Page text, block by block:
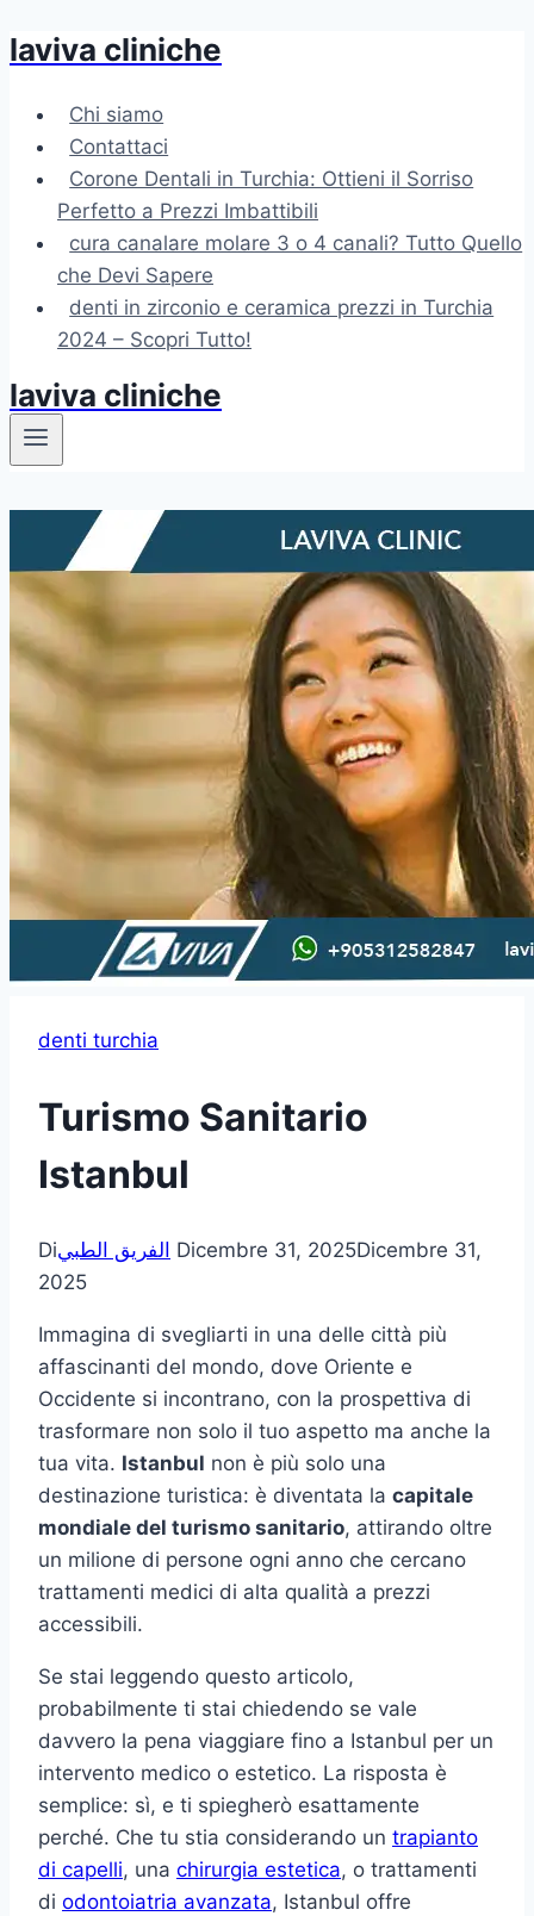
Salta
contenuto
laviva cliniche
Chi siamo
Contattaci
Corone Dentali in Turchia: Ottieni il Sorriso
Perfetto a Prezzi Imbattibili
cura canalare molare 3 o 4 canali? Tutto Quello
che Devi Sapere
denti in zirconio e ceramica prezzi in Turchia
2024 – Scopri Tutto!
laviva cliniche
denti turchia
Turismo Sanitario
Istanbul
Diالفريق الطبي Dicembre 31, 2025Dicembre 31,
2025
Immagina di svegliarti in una delle città più
affascinanti del mondo, dove Oriente e
Occidente si incontrano, con la prospettiva di
trasformare non solo il tuo aspetto ma anche la
tua vita. Istanbul non è più solo una
destinazione turistica: è diventata la capitale
mondiale del turismo sanitario, attirando oltre
un milione di persone ogni anno che cercano
trattamenti medici di alta qualità a prezzi
accessibili.
Se stai leggendo questo articolo,
probabilmente ti stai chiedendo se vale
davvero la pena viaggiare fino a Istanbul per un
intervento medico o estetico. La risposta è
semplice: sì, e ti spiegherò esattamente
perché. Che tu stia considerando un trapianto
di capelli, una chirurgia estetica, o trattamenti
di odontoiatria avanzata, Istanbul offre